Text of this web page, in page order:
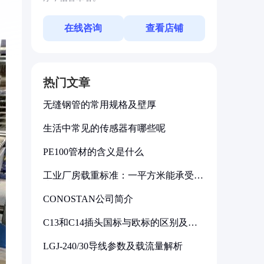
在线咨询 查看店铺
热门文章
无缝钢管的常用规格及壁厚
生活中常见的传感器有哪些呢
PE100管材的含义是什么
工业厂房载重标准：一平方米能承受多
CONOSTAN公司简介
C13和C14插头国标与欧标的区别及其
LGJ-240/30导线参数及载流量解析